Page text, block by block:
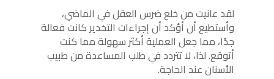
لقد عانيت من خلع ضرس العقل في الماضي،
وأستطيع أن أؤكد أن إجراءات التخدير كانت فعالة
جدًا، مما جعل العملية أكثر سهولة مما كنت
أتوقع. لذا، لا تتردد في طلب المساعدة من طبيب
الأسنان عند الحاجة.